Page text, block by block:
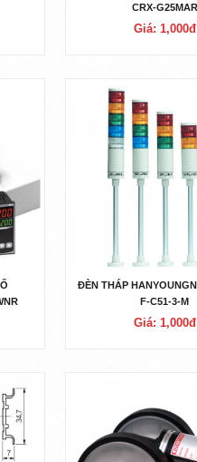
CRX-G25MAR
Giá: 1,000đ
ĐÈN THÁP
F-C51-3-M
Giá: 1,000đ